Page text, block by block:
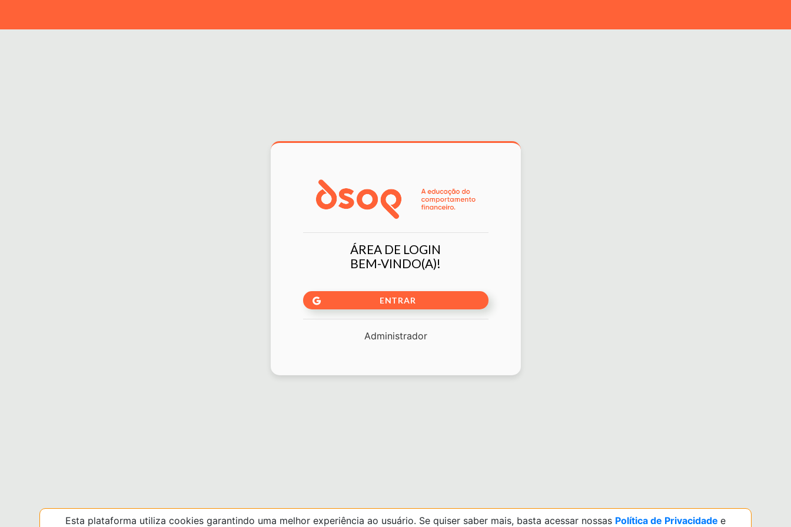
Esta plataforma utiliza cookies garantindo uma melhor experiência ao usuário. Se quiser saber mais, basta acessar nossas Política de Privacidade e
ÁREA DE LOGIN
BEM-VINDO(A)!
ENTRAR
Administrador